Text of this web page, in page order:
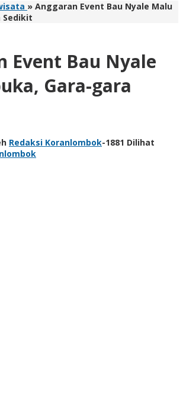
» Anggaran Event Bau Nyale Malu
Sedikit
Event Bau Nyale
Gara-gara
Redaksi Koranlombok-1881 Dilihat